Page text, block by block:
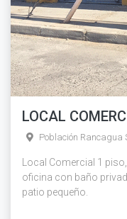
LOCAL
Población Rancagua
Local Comercial 1
oficina con baño
patio pequeño.